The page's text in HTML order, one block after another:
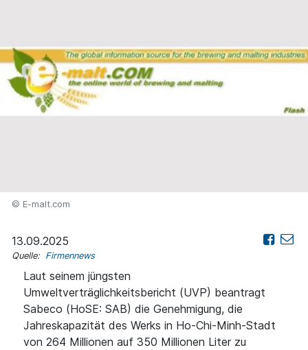
© E-malt.com
13.09.2025
Quelle: Firmennews
Laut seinem jüngsten
Umweltverträglichkeitsbericht (UVP) beantragt
Sabeco (HoSE: SAB) die Genehmigung, die
Jahreskapazität des Werks in Ho-Chi-Minh-Stadt
von 264 Millionen auf 350 Millionen Liter zu